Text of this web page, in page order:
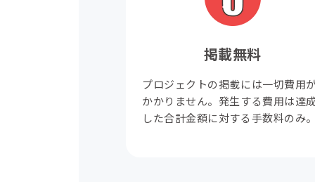
掲載無料
プロジェクトの掲載には一切費用
かかりません。発生する費用は達
した合計金額に対する手数料のみ